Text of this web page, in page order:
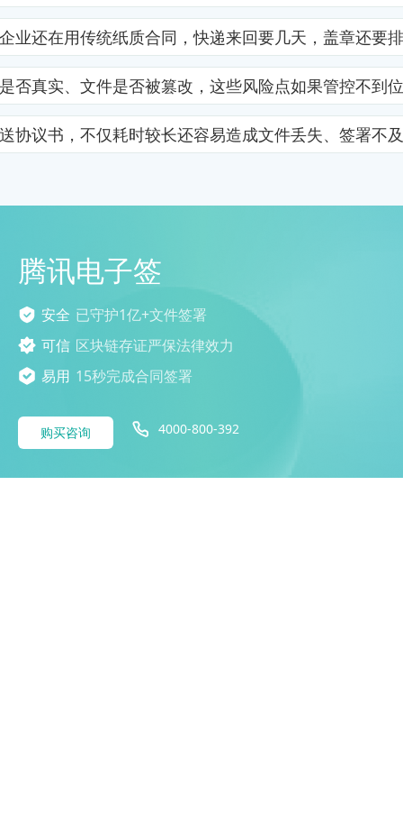
还在用传统纸质合同，快递来回要几天，盖章还
真实、文件是否被篡改，这些风险点如果管控不
议书，不仅耗时较长还容易造成文件丢失、签署
腾讯电子签
安全 已守护1亿+文件签署
可信 区块链存证严保法律效力
易用 15秒完成合同签署
购买咨询 4000-800-392